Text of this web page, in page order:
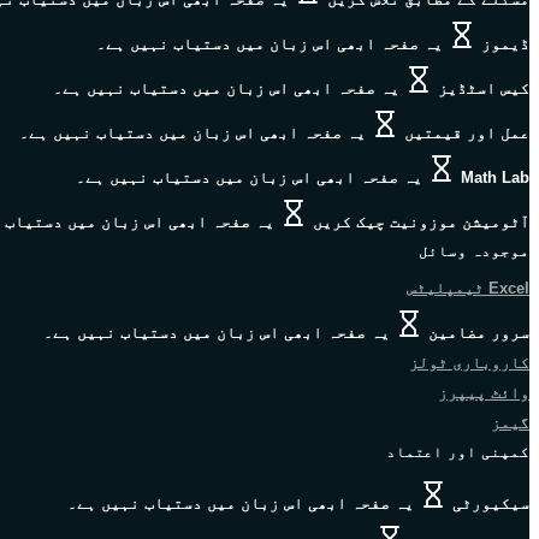
ڈیموز یہ صفحہ ابھی اس زبان میں دستیاب نہیں ہے۔
کیس اسٹڈیز یہ صفحہ ابھی اس زبان میں دستیاب نہیں ہے۔
عمل اور قیمتیں یہ صفحہ ابھی اس زبان میں دستیاب نہیں ہے۔
Math Lab یہ صفحہ ابھی اس زبان میں دستیاب نہیں ہے۔
آٹومیشن موزونیت چیک کریں یہ صفحہ ابھی اس زبان میں دستیاب
موجودہ وسائل
Excel ٹیمپلیٹس
سرور مضامین
یہ صفحہ ابھی اس زبان میں دستیاب نہیں ہے۔
کاروباری ٹولز
وائٹ پیپرز
گیمز
کمپنی اور اعتماد
سیکیورٹی یہ صفحہ ابھی اس زبان میں دستیاب نہیں ہے۔